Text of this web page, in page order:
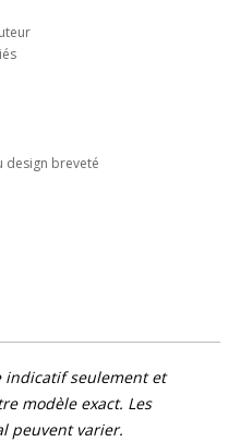
design breveté
indicatif seulement et
modèle exact. Les
peuvent varier.